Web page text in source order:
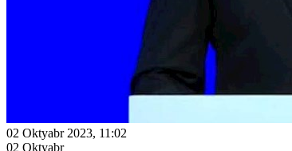
02 Oktyabr 2023, 11:02
02 Oktyabr